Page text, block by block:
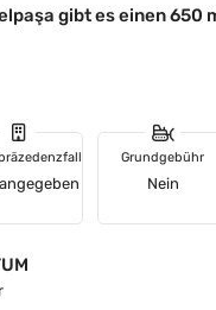
gibt es einen 650
Grundgebühr
Nein